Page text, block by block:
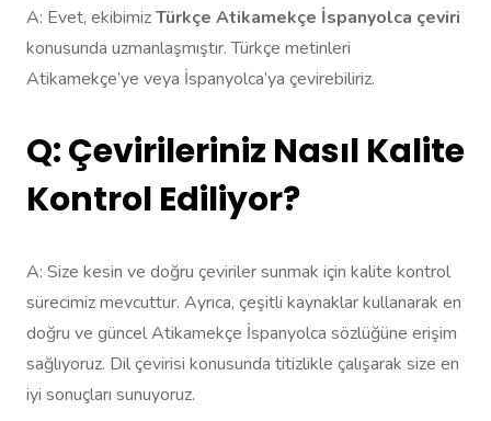
A: Evet, ekibimizTürkçe Atikamekçe İspanyolca çeviri
konusunda uzmanlaşmıştır. Türkçe metinleri
Atikamekçe’ye veya İspanyolca’ya çevirebiliriz.
Q: Çevirileriniz Nasıl Kalite
Kontrol Ediliyor?
A: Size kesin ve doğru çeviriler sunmak için kalite kontrol
sürecimiz mevcuttur. Ayrıca, çeşitli kaynaklar kullanarak en
doğru ve güncel Atikamekçe İspanyolca sözlüğüne erişim
sağlıyoruz. Dil çevirisi konusunda titizlikle çalışarak size en
iyi sonuçları sunuyoruz.